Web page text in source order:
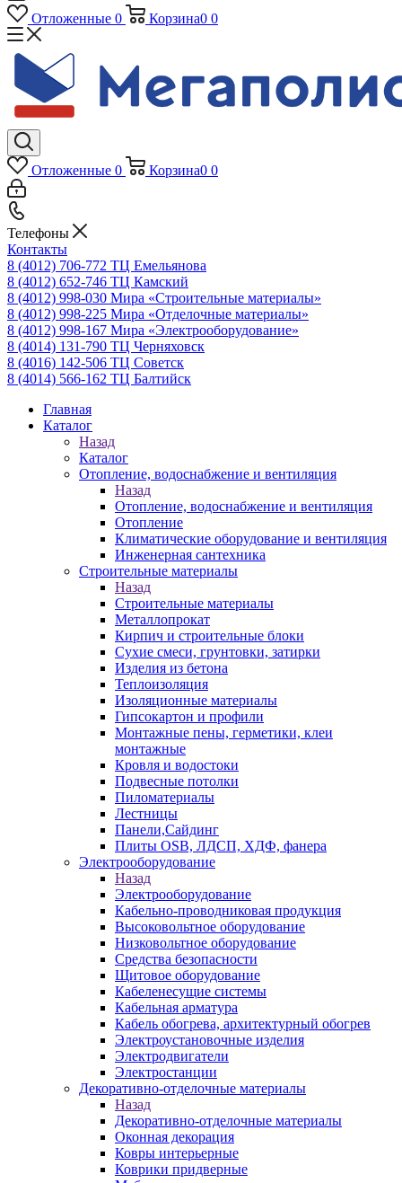
Отложенные 0 Корзина0 0
Отложенные 0 Корзина0 0
Телефоны
Контакты
8 (4012) 706-772 ТЦ Емельянова
8 (4012) 652-746 ТЦ Камский
8 (4012) 998-030 Мира «Строительные материалы»
8 (4012) 998-225 Мира «Отделочные материалы»
8 (4012) 998-167 Мира «Электрооборудование»
8 (4014) 131-790 ТЦ Черняховск
8 (4016) 142-506 ТЦ Советск
8 (4014) 566-162 ТЦ Балтийск
Главная
Каталог
Назад
Каталог
Отопление, водоснабжение и вентиляция
Назад
Отопление, водоснабжение и вентиляция
Отопление
Климатические оборудование и вентиляция
Инженерная сантехника
Строительные материалы
Назад
Строительные материалы
Металлопрокат
Кирпич и строительные блоки
Сухие смеси, грунтовки, затирки
Изделия из бетона
Теплоизоляция
Изоляционные материалы
Гипсокартон и профили
Монтажные пены, герметики, клеи
монтажные
Кровля и водостоки
Подвесные потолки
Пиломатериалы
Лестницы
Панели,Сайдинг
Плиты OSB, ЛДСП, ХДФ, фанера
Электрооборудование
Назад
Электрооборудование
Кабельно-проводниковая продукция
Высоковольтное оборудование
Низковольтное оборудование
Средства безопасности
Щитовое оборудование
Кабеленесущие системы
Кабельная арматура
Кабель обогрева, архитектурный обогрев
Электроустановочные изделия
Электродвигатели
Электростанции
Декоративно-отделочные материалы
Назад
Декоративно-отделочные материалы
Оконная декорация
Ковры интерьерные
Коврики придверные